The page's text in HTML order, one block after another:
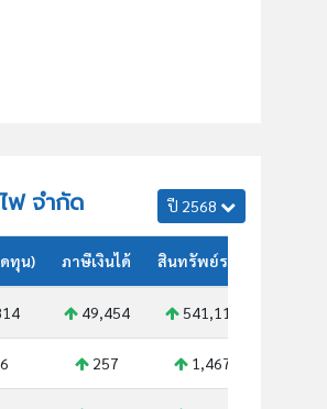
ฟ จำกัด ปี 2568
ทุน) ภาษีเงินได้ สินทรัพย์รวม
49,454 541,119
257 1,467